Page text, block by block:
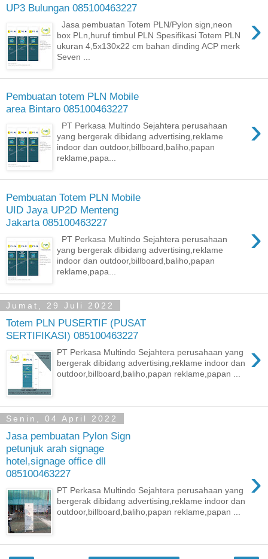
UP3 Bulungan 085100463227
›
Jasa pembuatan Totem PLN/Pylon sign,neon
box PLn,huruf timbul PLN Spesifikasi Totem PLN
ukuran 4,5x130x22 cm bahan dinding ACP merk
Seven ...
Pembuatan totem PLN Mobile
area Bintaro 085100463227
›
PT Perkasa Multindo Sejahtera perusahaan
yang bergerak dibidang advertising,reklame
indoor dan outdoor,billboard,baliho,papan
reklame,papa...
Pembuatan Totem PLN Mobile
UID Jaya UP2D Menteng
Jakarta 085100463227
›
PT Perkasa Multindo Sejahtera perusahaan
yang bergerak dibidang advertising,reklame
indoor dan outdoor,billboard,baliho,papan
reklame,papa...
Jumat, 29 Juli 2022
Totem PLN PUSERTIF (PUSAT
SERTIFIKASI) 085100463227
›
PT Perkasa Multindo Sejahtera perusahaan yang
bergerak dibidang advertising,reklame indoor dan
outdoor,billboard,baliho,papan reklame,papan ...
Senin, 04 April 2022
Jasa pembuatan Pylon Sign
petunjuk arah signage
hotel,signage office dll
085100463227
›
PT Perkasa Multindo Sejahtera perusahaan yang
bergerak dibidang advertising,reklame indoor dan
outdoor,billboard,baliho,papan reklame,papan ...